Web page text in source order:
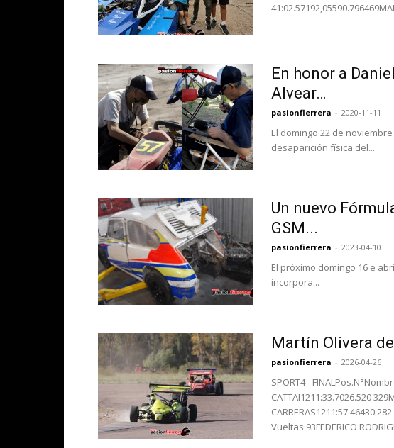
En honor a
Alvear…
pasionfierrera - 2020-11-11
El domingo 22 de
desaparición física del...
Un nuevo
GSM...
pasionfierrera - 2023-04-10
El próximo domingo 16 e
incorpora...
Martín Olivera
pasionfierrera - 2026-04-26
SPORT4 -
CATTAI1211:33.7026.520
Vueltas 93FEDERICO